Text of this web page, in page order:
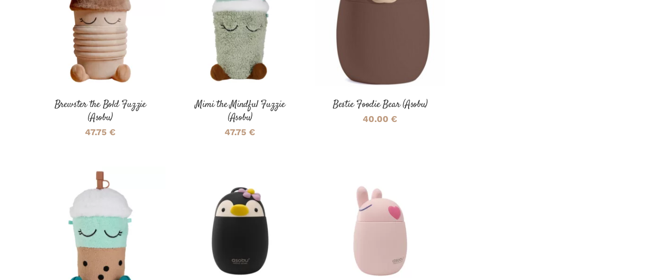
AJOUTER AU PANIER
DÉTAILS
Brewster the Bold Fuzzie
(Asobu)
47.75 €
AJOUTER AU PANIER
DÉTAILS
Mimi the Mindful Fuzzie
(Asobu)
47.75€
AJOUTER AU PANIER
Bestie Foodie Bear (Asobu)
40.00€
AJOUTER AU PANIER
DÉTAILS
AJOUTER AU PANIER AJOUTER AU PANIER